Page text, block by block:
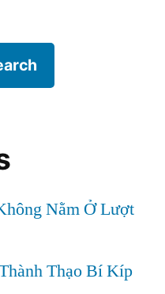
Nằm Ở Lượt
Thạo Bí Kíp